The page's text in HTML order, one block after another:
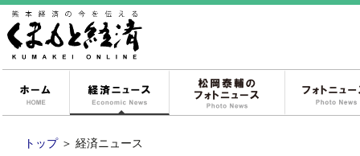
経済ニュース
トップ ＞ 経済ニュース